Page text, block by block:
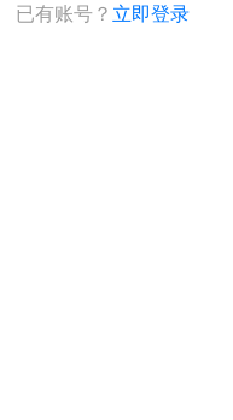
已有账号？ 立即登录